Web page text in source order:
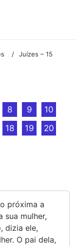
/ Juízes – 15
8 9
10
18 19
20
próxima a
sua mulher,
dizia ele,
O pai dela,